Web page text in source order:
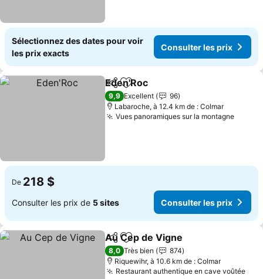
Sélectionnez des dates pour voir
les prix exacts
Consulter les prix
PartagerAjouter à mes favoris
Eden'Roc
9,9 Excellent
96
Labaroche, à 12.4 km de : Colmar
Vues panoramiques sur la montagne
De 218 $
Consulter les prix de 5 sites Consulter les prix
PartagerAjouter à mes favoris
Au Cep de Vigne
8,0 Très bien
874
Riquewihr, à 10.6 km de : Colmar
Restaurant authentique en cave voûtée